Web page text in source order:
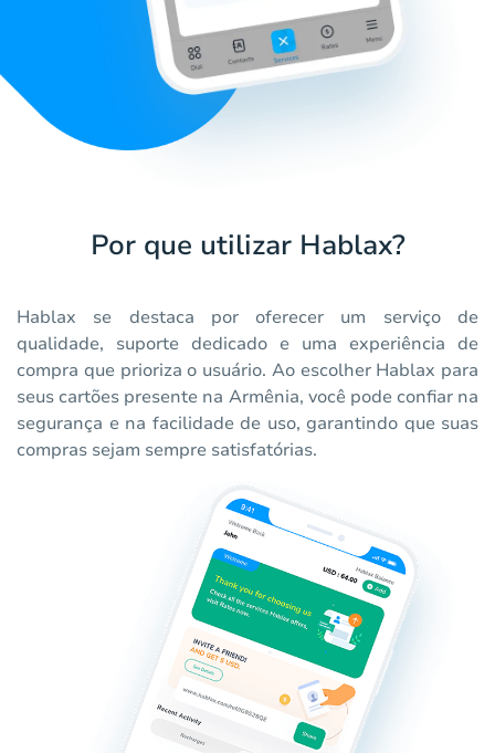
Por que utilizar Hablax?
Hablax se destaca por oferecer um serviço de
qualidade, suporte dedicado e uma experiência de
compra que prioriza o usuário. Ao escolher Hablax para
seus cartões presente na Armênia, você pode confiar na
segurança e na facilidade de uso, garantindo que suas
compras sejam sempre satisfatórias.